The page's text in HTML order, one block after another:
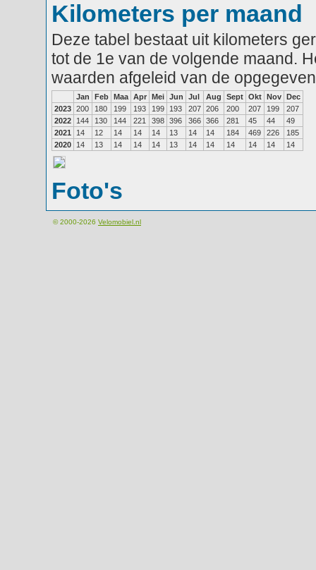
Kilometers per maand
Deze tabel bestaat uit kilometers
tot de 1e van de volgende maand.
waarden afgeleid van de
Jan Feb Maa Apr Mei Jun Jul Aug Sept Okt Nov Dec
2023 200 180 199 193 199 193 207 206 200 207 199
207
2022
144 130 144 221 398 396 366 366 281 45 44
49
2021
14 12 14 14 14 13 14 14 184 469 226
185
2020
14 13 14 14 14 13 14 14 14 14 14 14
Foto's
© 2000-2026 Velomobiel.nl